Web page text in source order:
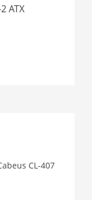
ATX
CL-407